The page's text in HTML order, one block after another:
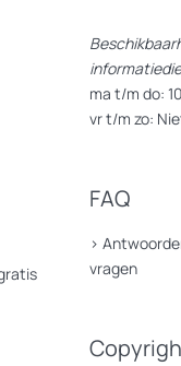
ma t/m do:
vr t/m zo:
FAQ
>
vragen